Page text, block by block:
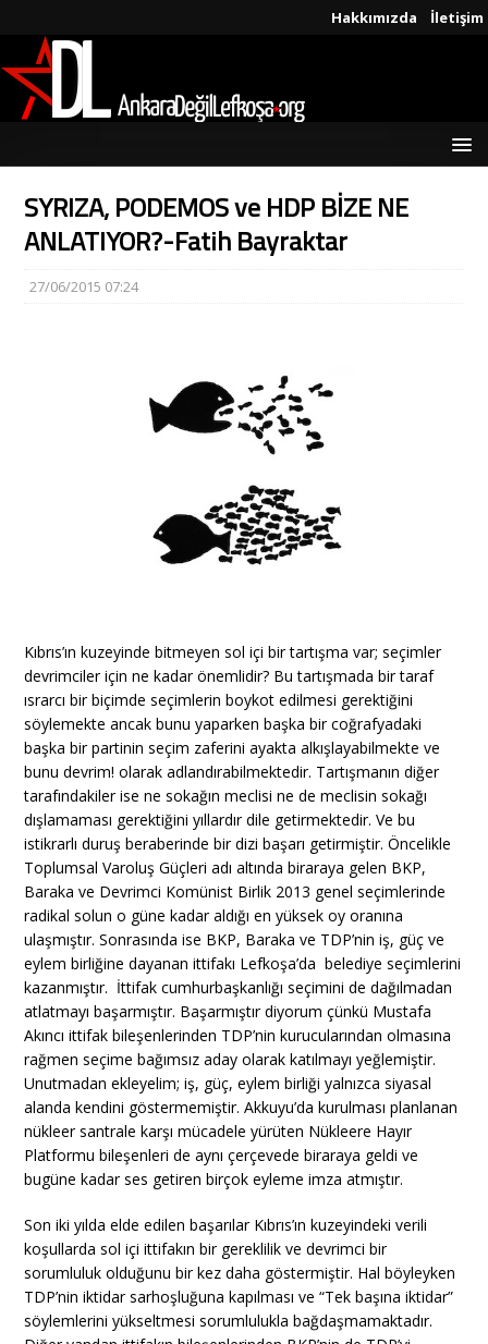
Hakkımızda İletişim
SYRIZA, PODEMOS ve HDP BİZE NE
ANLATIYOR?-Fatih Bayraktar
27/06/2015 07:24
Kıbrıs’ın kuzeyinde bitmeyen sol içi bir tartışma var; seçimler
devrimciler için ne kadar önemlidir? Bu tartışmada bir taraf
ısrarcı bir biçimde seçimlerin boykot edilmesi gerektiğini
söylemekte ancak bunu yaparken başka bir coğrafyadaki
başka bir partinin seçim zaferini ayakta alkışlayabilmekte ve
bunu devrim! olarak adlandırabilmektedir. Tartışmanın diğer
tarafındakiler ise ne sokağın meclisi ne de meclisin sokağı
dışlamaması gerektiğini yıllardır dile getirmektedir. Ve bu
istikrarlı duruş beraberinde bir dizi başarı getirmiştir. Öncelikle
Toplumsal Varoluş Güçleri adı altında biraraya gelen BKP,
Baraka ve Devrimci Komünist Birlik 2013 genel seçimlerinde
radikal solun o güne kadar aldığı en yüksek oy oranına
ulaşmıştır. Sonrasında ise BKP, Baraka ve TDP’nin iş, güç ve
eylem birliğine dayanan ittifakı Lefkoşa’da belediye seçimlerini
kazanmıştır. İttifak cumhurbaşkanlığı seçimini de dağılmadan
atlatmayı başarmıştır. Başarmıştır diyorum çünkü Mustafa
Akıncı ittifak bileşenlerinden TDP’nin kurucularından olmasına
rağmen seçime bağımsız aday olarak katılmayı yeğlemiştir.
Unutmadan ekleyelim; iş, güç, eylem birliği yalnızca siyasal
alanda kendini göstermemiştir. Akkuyu’da kurulması planlanan
nükleer santrale karşı mücadele yürüten Nükleere Hayır
Platformu bileşenleri de aynı çerçevede biraraya geldi ve
bugüne kadar ses getiren birçok eyleme imza atmıştır.
Son iki yılda elde edilen başarılar Kıbrıs’ın kuzeyindeki verili
koşullarda sol içi ittifakın bir gereklilik ve devrimci bir
sorumluluk olduğunu bir kez daha göstermiştir. Hal böyleyken
TDP’nin iktidar sarhoşluğuna kapılması ve “Tek başına iktidar”
söylemlerini yükseltmesi sorumlulukla bağdaşmamaktadır.